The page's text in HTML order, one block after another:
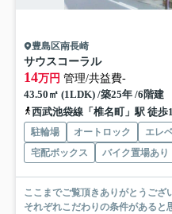
豊島区南長崎
サウスコーラル
14万円 管理/共益費-
43.50㎡ (1LDK) /築25年 /6階建
西武池袋線「椎名町」駅 徒歩
駐輪場 オートロック エレ
宅配ボックス
バイク置場あり
ここまでご覧頂きありがとうございます。 お部屋探しの際
それぞれこだわりの条件があると